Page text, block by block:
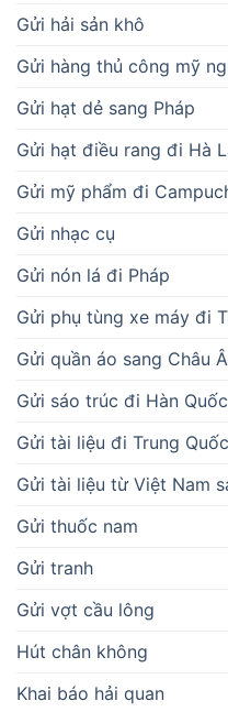
Gửi hải sản khô
Gửi hàng thủ công mỹ
Gửi hạt dẻ sang Pháp
Gửi hạt điều rang đi Hà
Gửi mỹ phẩm đi
Gửi nhạc cụ
Gửi nón lá đi Pháp
Gửi phụ tùng xe máy đi
Gửi quần áo sang Châu
Gửi sáo trúc đi Hàn Quốc
Gửi tài liệu đi Trung Quốc
Gửi tài liệu từ Việt Nam
Gửi thuốc nam
Gửi tranh
Gửi vợt cầu lông
Hút chân không
Khai báo hải quan